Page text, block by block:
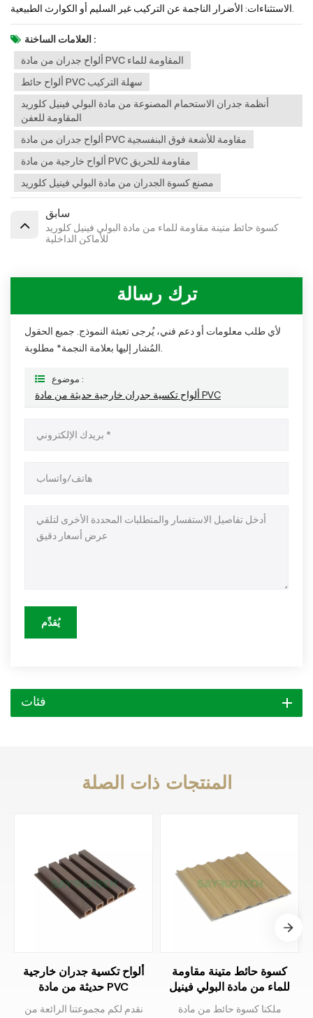
العلامات الساخنة :
ألواح جدران من مادة PVC المقاومة للماء
ألواح حائط PVC سهلة التركيب
أنظمة جدران الاستحمام المصنوعة من مادة البولي فينيل كلوريد
المقاومة للعفن
ألواح جدران من مادة PVC مقاومة للأشعة فوق البنفسجية
ألواح خارجية من مادة PVC مقاومة للحريق
مصنع كسوة الجدران من مادة البولي فينيل كلوريد
سابق
كسوة حائط متينة مقاومة للماء من مادة البولي فينيل كلوريد
للأماكن الداخلية
ترك رسالة
لأي طلب معلومات أو دعم فني، يُرجى تعبئة النموذج. جميع الحقول
موضوع :
ألواح تكسية جدران خارجية حديثة من مادة PVC
يُقدِّم
فئات
المنتجات ذات الصلة
ألواح تكسية جدران خارجية
حديثة من مادة PVC
نقدم لكم مجموعتنا الرائعة من
كسوة حائط متينة مقاومة
للماء من مادة البولي فينيل
كلوريد للأماكن الداخلية
ملكنا كسوة حائط من مادة